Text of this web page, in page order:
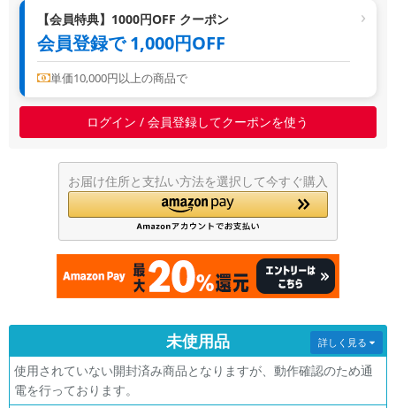
【会員特典】1000円OFF クーポン
会員登録で 1,000円OFF
単価10,000円以上の商品で
ログイン / 会員登録してクーポンを使う
お届け住所と支払い方法を選択して今すぐ購入
未使用品
使用されていない開封済み商品となりますが、動作確認のため通
電を行っております。
詳しく見る
~
モニタサイズ
~
円 ～ 円
各項目のチェックボックスは「or検索」となります。